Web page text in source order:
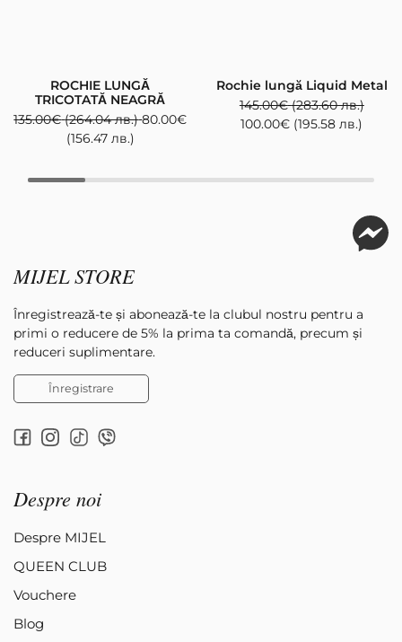
ROCHIE LUNGĂ
TRICOTATĂ NEAGRĂ
135.00€ (264.04 лв.) 80.00€
(156.47 лв.)
Rochie lungă Liquid Metal
145.00€ (283.60 лв.)
100.00€ (195.58 лв.)
MIJEL STORE
Înregistrează-te și abonează-te la clubul nostru pentru a
primi o reducere de 5% la prima ta comandă, precum și
reduceri suplimentare.
Înregistrare
Despre noi
Despre MIJEL
QUEEN CLUB
Vouchere
Blog